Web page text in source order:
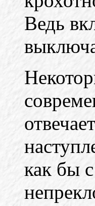
Ведь
как бы